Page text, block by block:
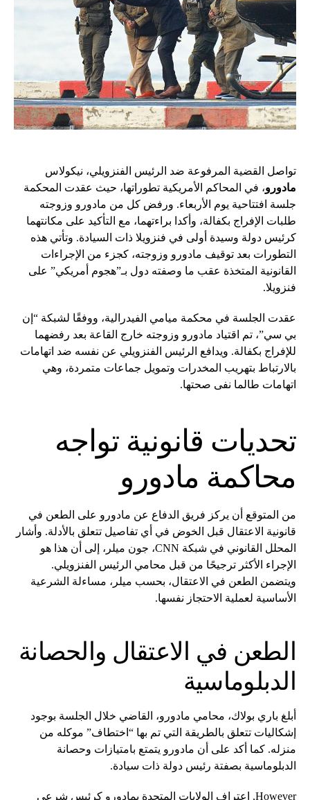
تواصل القضية المرفوعة ضد الرئيس الفنزويلي، نيكولاس
مادورو، في المحاكم الأمريكية تطوراتها، حيث عقدت المحكمة
جلسة افتتاحية يوم الأربعاء. ورفض كل من مادورو وزوجته
طلبات الإفراج بكفالة، وأكدا براءتهما، مع التأكيد على مكانتهما
كرئيس دولة وسيدة أولى في فنزويلا ذات السيادة. وتأتي هذه
التطورات بعد توقيف مادورو وزوجته، كجزء من الإجراءات
القانونية المتخذة عقب ما وصفته دول بـ”هجوم أمريكي” على
فنزويلا.
عقدت الجلسة في محكمة ميامي الفيدرالية، ووفقًا لشبكة “إن
بي سي”، تم اقتياد مادورو وزوجته خارج القاعة بعد رفضهما
للإفراج بكفالة. ويدافع الرئيس الفنزويلي عن نفسه ضد اتهامات
بالارتباط بتهريب المخدرات وتمويل جماعات متمردة، وهي
اتهامات طالما نفى صحتها.
تحديات قانونية تواجه
محاكمة مادورو
من المتوقع أن يركز فريق الدفاع عن مادورو على الطعن في
قانونية الاعتقال قبل الخوض في أي تفاصيل تتعلق بالأدلة. وأشار
المحلل القانوني في شبكة CNN، جون ميلر، إلى أن هذا هو
الإجراء الأكثر ترجيحًا من قبل محامي الرئيس الفنزويلي.
ويتضمن الطعن في الاعتقال، بحسب ميلر، مساءلة الشرعية
الأساسية لعملية الاحتجاز نفسها.
الطعن في الاعتقال والحصانة
الدبلوماسية
أبلغ باري بولاك، محامي مادورو، القاضي خلال الجلسة بوجود
إشكاليات تتعلق بالطريقة التي تم بها “اختطاف” موكله من
منزله. كما أكد على أن مادورو يتمتع بامتيازات وحصانة
الدبلوماسية بصفتة رئيس دولة ذات سيادة.
However, اعتراف الولايات المتحدة بمادورو كرئيس شرعي